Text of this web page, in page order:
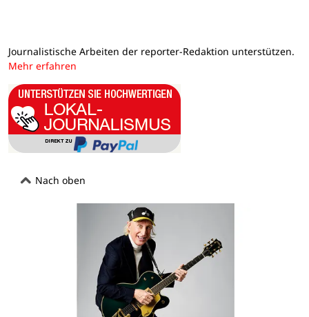
Journalistische Arbeiten der reporter-Redaktion unterstützen.
Mehr erfahren
Nach oben